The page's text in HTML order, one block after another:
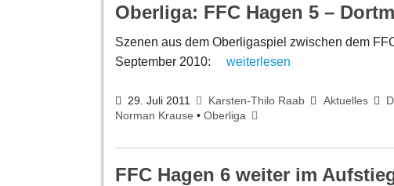
Oberliga: FFC Hagen 5 –
Szenen aus dem Oberligaspiel zwischen dem
September 2010: weiterlesen
29. Juli 2011 Karsten-Thilo Raab Aktuelles
Norman Krause • Oberliga
FFC Hagen 6 weiter im